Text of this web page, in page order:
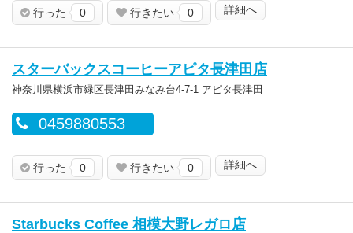
行った 0 行きたい 0 詳細へ
スターバックスコーヒーアピタ長津田店
神奈川県横浜市緑区長津田みなみ台4-7-1 アピタ長津田
0459880553
行った 0 行きたい 0 詳細へ
Starbucks Coffee 相模大野レガロ店